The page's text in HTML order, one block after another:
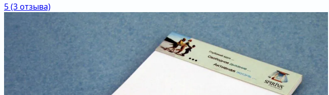
5(3 отзыва)